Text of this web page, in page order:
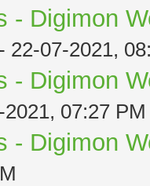
- Digimon
- 22-07-2021,
- Digimon
07:27 PM
- Digimon